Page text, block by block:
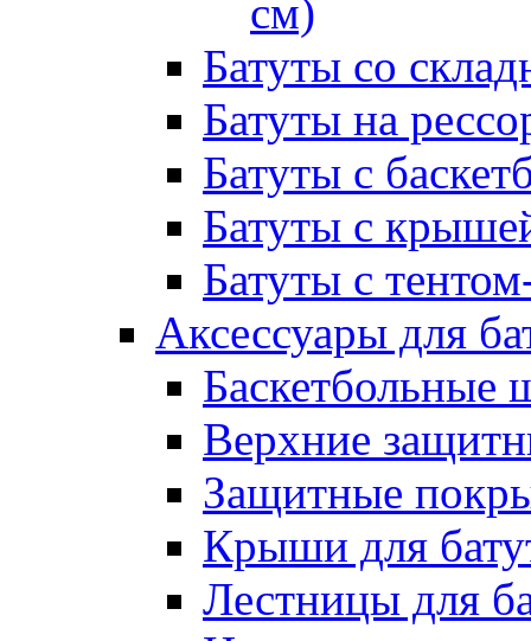
см)
Батуты со
Батуты на
Батуты с
Батуты с
Батуты с
Аксессуары для
Баскетбольные
Верхние
Защитные
Крыши для
Лестницы для